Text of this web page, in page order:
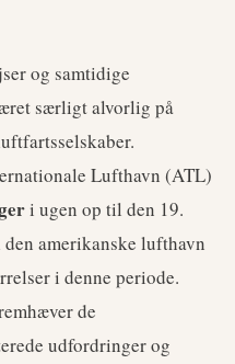
og samtidige
særligt alvorlig på
Lufthavn (ATL)
i ugen op til den 19.
amerikanske lufthavn
i denne periode.
de
udfordringer og